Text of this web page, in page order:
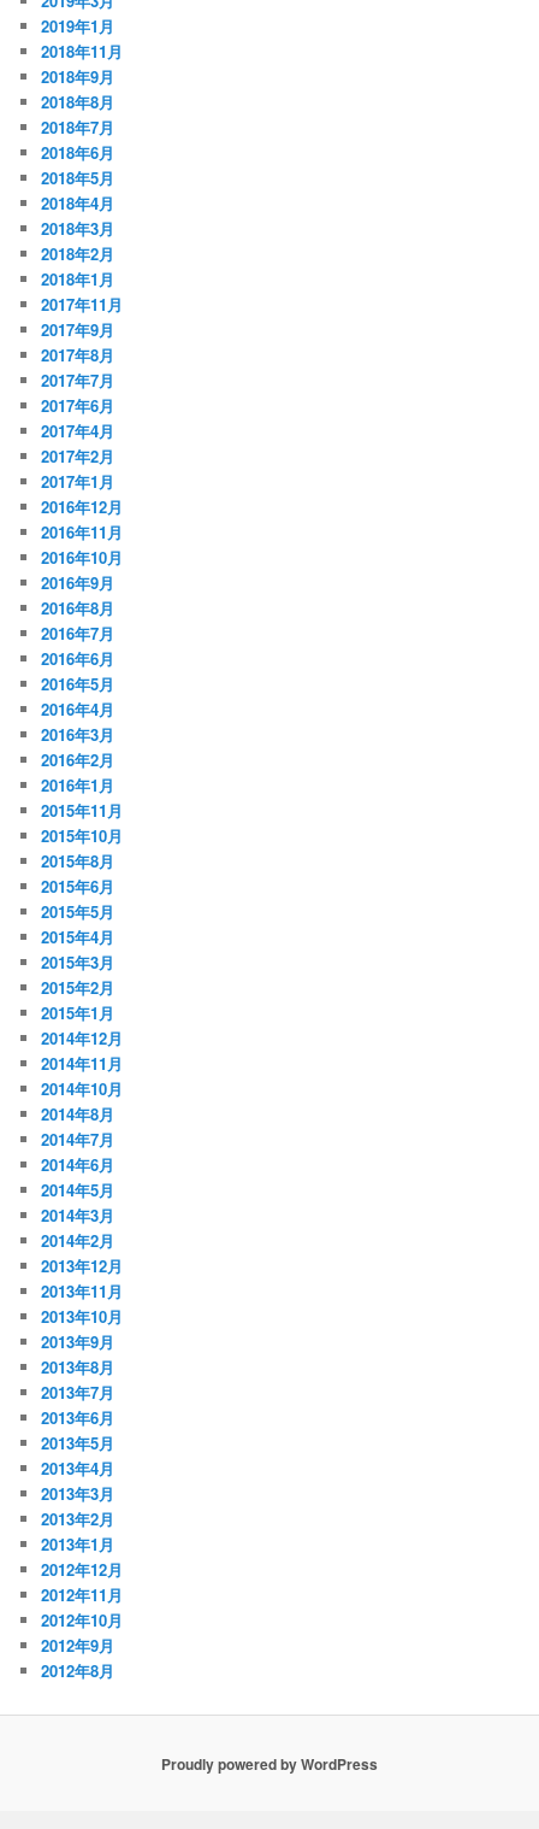
2019年1月
2018年11月
2018年9月
2018年8月
2018年7月
2018年6月
2018年5月
2018年4月
2018年3月
2018年2月
2018年1月
2017年11月
2017年9月
2017年8月
2017年7月
2017年6月
2017年4月
2017年2月
2017年1月
2016年12月
2016年11月
2016年10月
2016年9月
2016年8月
2016年7月
2016年6月
2016年5月
2016年4月
2016年3月
2016年2月
2016年1月
2015年11月
2015年10月
2015年8月
2015年6月
2015年5月
2015年4月
2015年3月
2015年2月
2015年1月
2014年12月
2014年11月
2014年10月
2014年8月
2014年7月
2014年6月
2014年5月
2014年3月
2014年2月
2013年12月
2013年11月
2013年10月
2013年9月
2013年8月
2013年7月
2013年6月
2013年5月
2013年4月
2013年3月
2013年2月
2013年1月
2012年12月
2012年11月
2012年10月
2012年9月
2012年8月
Proudly powered by WordPress